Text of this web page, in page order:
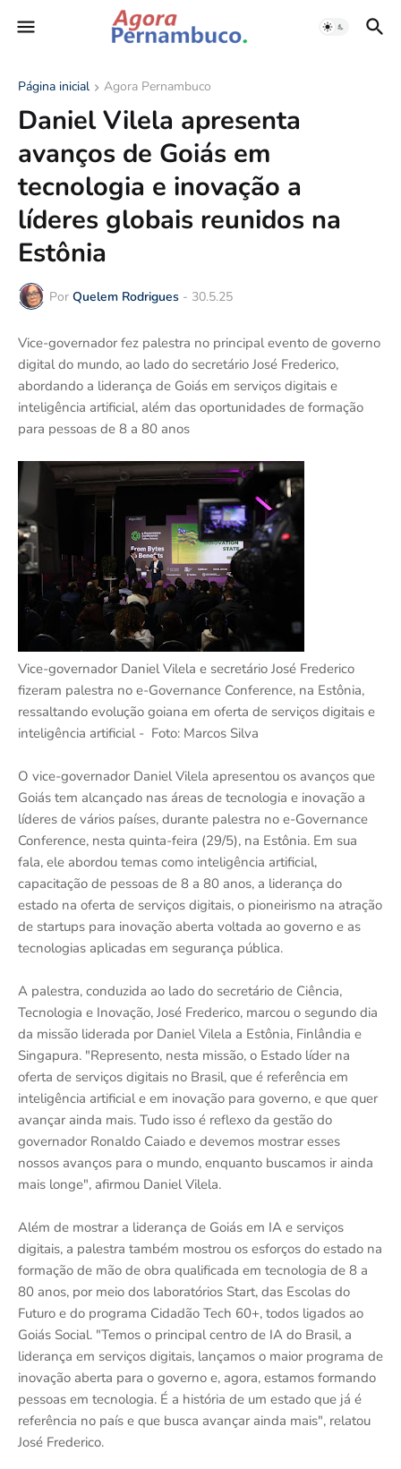
Página inicial Agora Pernambuco
Daniel Vilela apresenta
avanços de Goiás em
tecnologia e inovação a
líderes globais reunidos na
Estônia
Por Quelem Rodrigues - 30.5.25
Vice-governador fez palestra no principal evento de governo
digital do mundo, ao lado do secretário José Frederico,
abordando a liderança de Goiás em serviços digitais e
inteligência artificial, além das oportunidades de formação
para pessoas de 8 a 80 anos
Vice-governador Daniel Vilela e secretário José Frederico
fizeram palestra no e-Governance Conference, na Estônia,
ressaltando evolução goiana em oferta de serviços digitais e
inteligência artificial - Foto: Marcos Silva
O vice-governador Daniel Vilela apresentou os avanços que
Goiás tem alcançado nas áreas de tecnologia e inovação a
líderes de vários países, durante palestra no e-Governance
Conference, nesta quinta-feira (29/5), na Estônia. Em sua
fala, ele abordou temas como inteligência artificial,
capacitação de pessoas de 8 a 80 anos, a liderança do
estado na oferta de serviços digitais, o pioneirismo na atração
de startups para inovação aberta voltada ao governo e as
tecnologias aplicadas em segurança pública.
A palestra, conduzida ao lado do secretário de Ciência,
Tecnologia e Inovação, José Frederico, marcou o segundo dia
da missão liderada por Daniel Vilela a Estônia, Finlândia e
Singapura. "Represento, nesta missão, o Estado líder na
oferta de serviços digitais no Brasil, que é referência em
inteligência artificial e em inovação para governo, e que quer
avançar ainda mais. Tudo isso é reflexo da gestão do
governador Ronaldo Caiado e devemos mostrar esses
nossos avanços para o mundo, enquanto buscamos ir ainda
mais longe", afirmou Daniel Vilela.
Além de mostrar a liderança de Goiás em IA e serviços
digitais, a palestra também mostrou os esforços do estado na
formação de mão de obra qualificada em tecnologia de 8 a
80 anos, por meio dos laboratórios Start, das Escolas do
Futuro e do programa Cidadão Tech 60+, todos ligados ao
Goiás Social. "Temos o principal centro de IA do Brasil, a
liderança em serviços digitais, lançamos o maior programa de
inovação aberta para o governo e, agora, estamos formando
pessoas em tecnologia. É a história de um estado que já é
referência no país e que busca avançar ainda mais", relatou
José Frederico.